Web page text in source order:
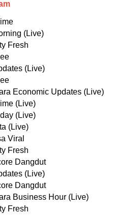
(Live)
Fresh
(Live)
Economic Updates (Live)
(Live)
(Live)
(Live)
Viral
Fresh
Dangdut
(Live)
Dangdut
Business Hour (Live)
Fresh